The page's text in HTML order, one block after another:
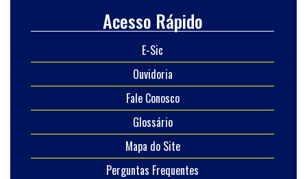
Acesso Rápido
E-Sic
Ouvidoria
Fale Conosco
Glossário
Mapa do Site
Perguntas Frequentes